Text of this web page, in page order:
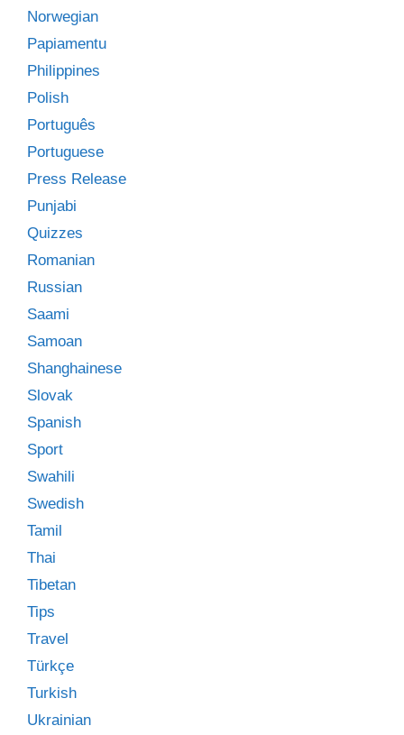
Norwegian
Papiamentu
Philippines
Polish
Português
Portuguese
Press Release
Punjabi
Quizzes
Romanian
Russian
Saami
Samoan
Shanghainese
Slovak
Spanish
Sport
Swahili
Swedish
Tamil
Thai
Tibetan
Tips
Travel
Türkçe
Turkish
Ukrainian